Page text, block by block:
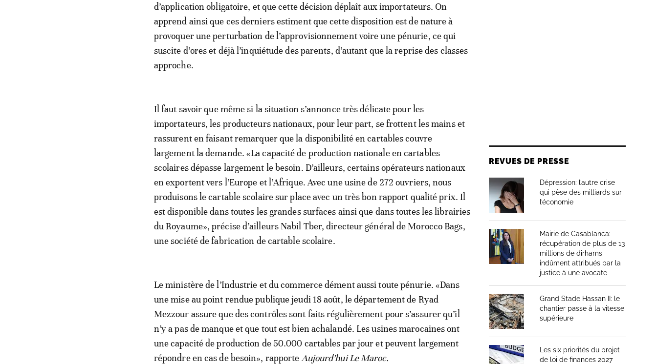
d’application obligatoire, et que cette décision déplaît aux importateurs. On
apprend ainsi que ces derniers estiment que cette disposition est de nature à
provoquer une perturbation de l’approvisionnement voire une pénurie, ce qui
suscite d’ores et déjà l’inquiétude des parents, d’autant que la reprise des classes
approche.
Il faut savoir que même si la situation s’annonce très délicate pour les
importateurs, les producteurs nationaux, pour leur part, se frottent les mains et
rassurent en faisant remarquer que la disponibilité en cartables couvre
largement la demande. «La capacité de production nationale en cartables
scolaires dépasse largement le besoin. D’ailleurs, certains opérateurs nationaux
en exportent vers l’Europe et l’Afrique. Avec une usine de 272 ouvriers, nous
produisons le cartable scolaire sur place avec un très bon rapport qualité prix. Il
est disponible dans toutes les grandes surfaces ainsi que dans toutes les librairies
du Royaume», précise d’ailleurs Nabil Tber, directeur général de Morocco Bags,
une société de fabrication de cartable scolaire.
Le ministère de l’Industrie et du commerce dément aussi toute pénurie. «Dans
une mise au point rendue publique jeudi 18 août, le département de Ryad
Mezzour assure que des contrôles sont faits régulièrement pour s’assurer qu’il
n’y a pas de manque et que tout est bien achalandé. Les usines marocaines ont
une capacité de production de 50.000 cartables par jour et peuvent largement
répondre en cas de besoin», rapporte Aujourd’hui Le Maroc.
REVUES DE PRESSE
Dépression: l’autre crise
qui pèse des milliards sur
l’économie
Mairie de Casablanca:
récupération de plus de 13
millions de dirhams
indûment attribués par la
justice à une avocate
Grand Stade Hassan II: le
chantier passe à la vitesse
supérieure
Les six priorités du projet
de loi de finances 2027